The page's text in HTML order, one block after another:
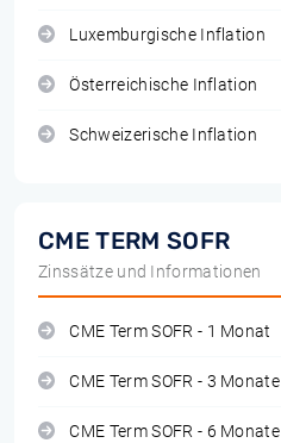
Luxemburgische Inflation
Österreichische Inflation
Schweizerische Inflation
CME TERM SOFR
Zinssätze und Informationen
CME Term SOFR - 1 Monat
CME Term SOFR - 3 Monate
CME Term SOFR - 6 Monate